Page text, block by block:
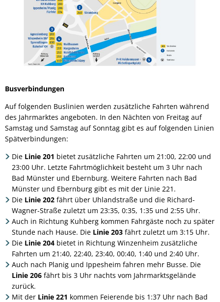
Busverbindungen
Auf folgenden Buslinien werden zusätzliche Fahrten während
des Jahrmarktes angeboten. In den Nächten von Freitag auf
Samstag und Samstag auf Sonntag gibt es auf folgenden Linien
Spätverbindungen:
Die Linie 201 bietet zusätzliche Fahrten um 21:00, 22:00 und
23:00 Uhr. Letzte Fahrtmöglichkeit besteht um 3 Uhr nach
Bad Münster und Ebernburg. Weitere Fahrten nach Bad
Münster und Ebernburg gibt es mit der Linie 221.
Die Linie 202fährt über Uhlandstraße und die Richard-
Wagner-Straße zuletzt um 23:35, 0:35, 1:35 und 2:55 Uhr.
Auch in Richtung Kuhberg kommen Fahrgäste noch zu später
Stunde nach Hause. Die Linie 203 fährt zuletzt um 3:15 Uhr.
Die Linie 204bietet in Richtung Winzenheim zusätzliche
Fahrten um 21:40, 22:40, 23:40, 00:40, 1:40 und 2:40 Uhr.
Auch nach Planig und Ippesheim fahren mehr Busse. Die
Linie 206 fährt bis 3 Uhr nachts vom Jahrmarktsgelände
zurück.
Mit der Linie 221 kommen Feierende bis 1:37 Uhr nach Bad